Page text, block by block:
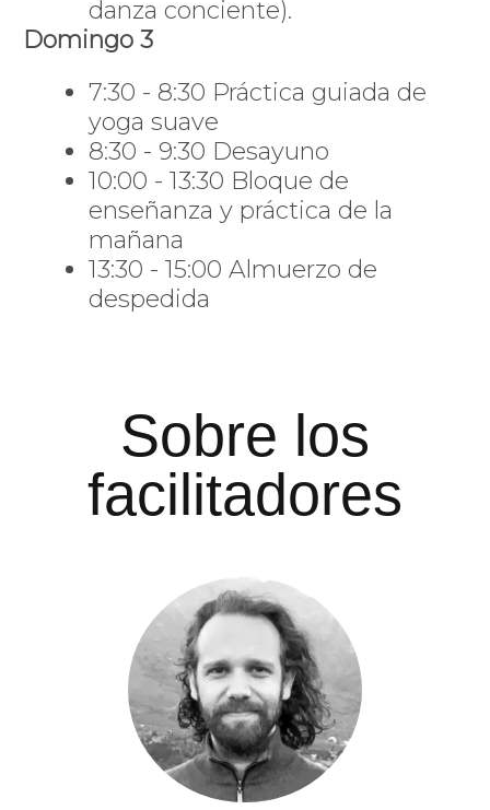
danza conciente).
Domingo 3
7:30 - 8:30 Práctica guiada de
yoga suave
8:30 - 9:30 Desayuno
10:00 - 13:30 Bloque de
enseñanza y práctica de la
mañana
13:30 - 15:00 Almuerzo de
despedida
Sobre los
facilitadores